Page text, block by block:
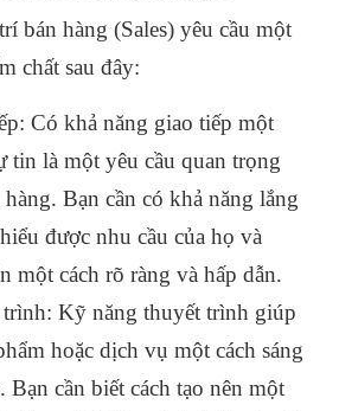
bán hàng (Sales) yêu cầu một
chất sau đây:
Có khả năng giao tiếp một
tin là một yêu cầu quan trọng
Bạn cần có khả năng lắng
được nhu cầu của họ và
một cách rõ ràng và hấp dẫn.
Kỹ năng thuyết trình giúp
hoặc dịch vụ một cách sáng
Bạn cần biết cách tạo nên một